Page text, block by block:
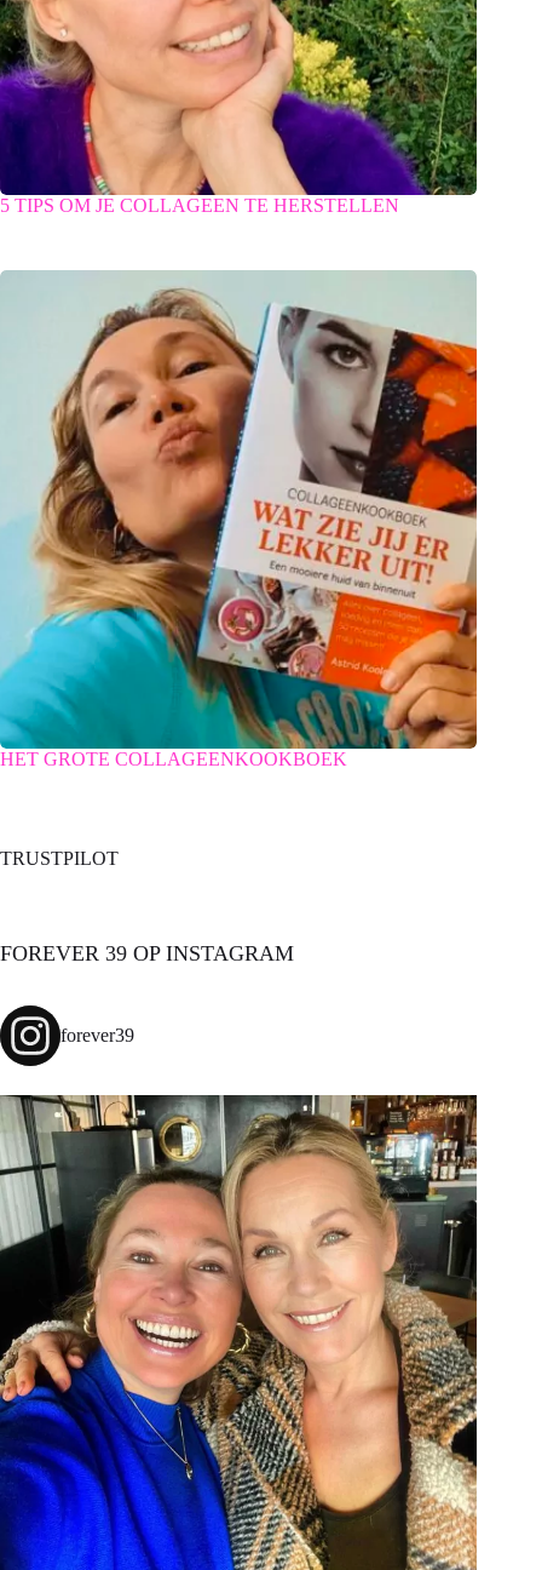
5 TIPS OM JE COLLAGEEN TE HERSTELLEN
HET GROTE COLLAGEENKOOKBOEK
TRUSTPILOT
FOREVER 39 OP INSTAGRAM
forever39